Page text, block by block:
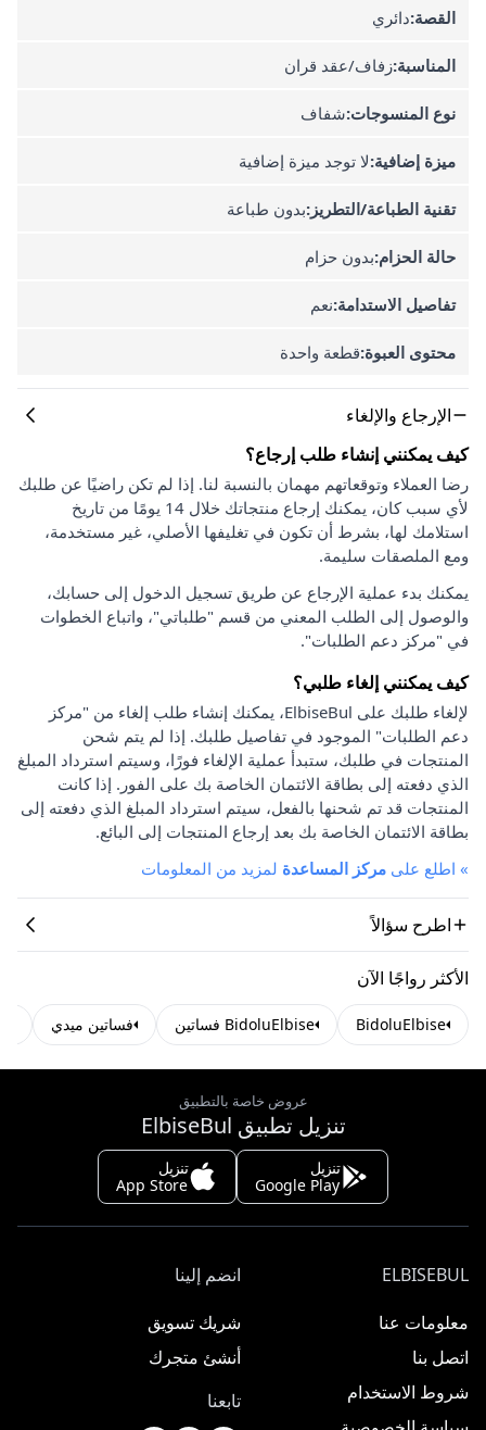
القصة:دائري
المناسبة:زفاف/عقد قران
نوع المنسوجات:شفاف
ميزة إضافية:لا توجد ميزة إضافية
تقنية الطباعة/التطريز:بدون طباعة
حالة الحزام:بدون حزام
تفاصيل الاستدامة:نعم
محتوى العبوة:قطعة واحدة
الإرجاع والإلغاء
كيف يمكنني إنشاء طلب إرجاع؟
رضا العملاء وتوقعاتهم مهمان بالنسبة لنا. إذا لم تكن راضيًا عن طلبك
لأي سبب كان، يمكنك إرجاع منتجاتك خلال 14 يومًا من تاريخ
استلامك لها، بشرط أن تكون في تغليفها الأصلي، غير مستخدمة،
ومع الملصقات سليمة.
يمكنك بدء عملية الإرجاع عن طريق تسجيل الدخول إلى حسابك،
والوصول إلى الطلب المعني من قسم "طلباتي"، واتباع الخطوات
في "مركز دعم الطلبات".
كيف يمكنني إلغاء طلبي؟
لإلغاء طلبك على ElbiseBul، يمكنك إنشاء طلب إلغاء من "مركز
دعم الطلبات" الموجود في تفاصيل طلبك. إذا لم يتم شحن
المنتجات في طلبك، ستبدأ عملية الإلغاء فورًا، وسيتم استرداد المبلغ
الذي دفعته إلى بطاقة الائتمان الخاصة بك على الفور. إذا كانت
المنتجات قد تم شحنها بالفعل، سيتم استرداد المبلغ الذي دفعته إلى
بطاقة الائتمان الخاصة بك بعد إرجاع المنتجات إلى البائع.
» اطلع على مركز المساعدة لمزيد من المعلومات
اطرح سؤالاً
الأكثر رواجًا الآن
BidoluElbise BidoluElbise فساتين فساتين ميدي
عروض خاصة بالتطبيق
تنزيل تطبيق ElbiseBul
تنزيل
Google Play
تنزيل
App Store
ELBISEBUL
معلومات عنا
اتصل بنا
شروط الاستخدام
انضم إلينا
شريك تسويق
أنشئ متجرك
تابعنا